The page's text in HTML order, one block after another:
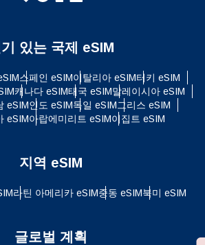
있는 국제 eSIM
스페인 eSIM이탈리아 eSIM터키 eSIM
캐나다 eSIM태국 eSIM말레이시아 eSIM
eSIM인도 eSIM독일 eSIM그리스 eSIM
eSIM아랍에미리트 eSIM이집트 eSIM
지역 eSIM
라틴 아메리카 eSIM중동 eSIM북미 eSIM
글로벌 계획